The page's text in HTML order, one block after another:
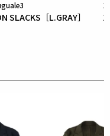
SLACKS［L.GRAY］